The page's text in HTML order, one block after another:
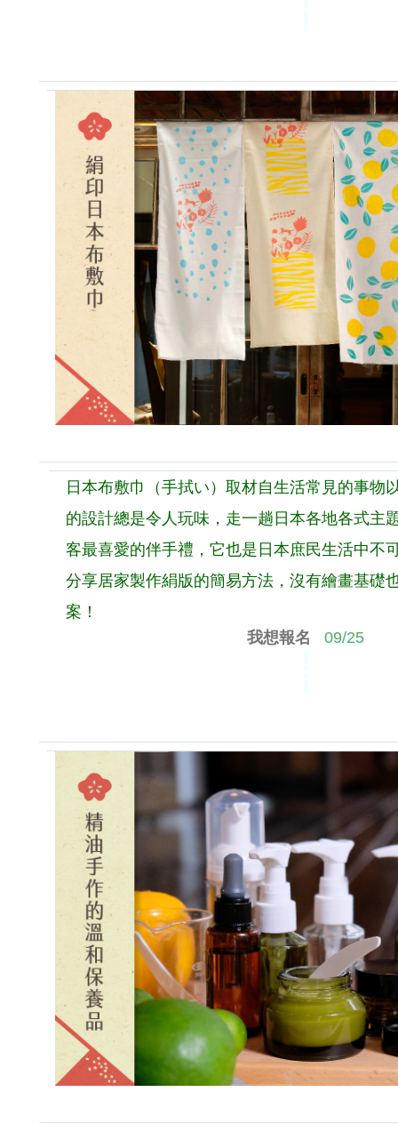
日本布敷巾（手拭い）取材自生活常見的事物
的設計總是令人玩味，走一趟日本各地各式主
客最喜愛的伴手禮，它也是日本庶民生活中不
分享居家製作絹版的簡易方法，沒有繪畫基礎
案！
我想報名
09/25